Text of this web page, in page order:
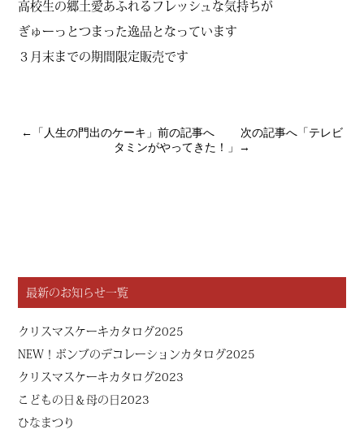
高校生の郷土愛あふれるフレッシュな気持ちが
ぎゅーっとつまった逸品となっています
３月末までの期間限定販売です
←「 人生の門出のケーキ 」前の記事へ 次の記事へ「テレビ
タミンがやってきた！
」→
最新のお知らせ一覧
クリスマスケーキカタログ2025
NEW！ボンブのデコレーションカタログ2025
クリスマスケーキカタログ2023
こどもの日＆母の日2023
ひなまつり